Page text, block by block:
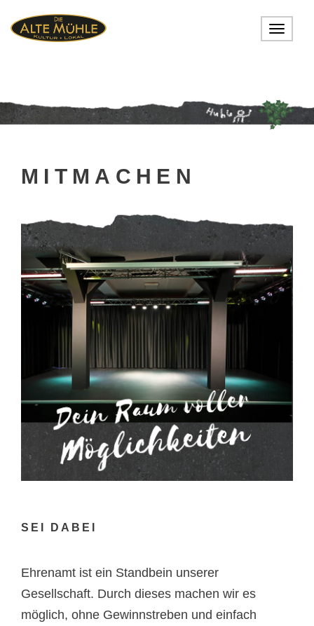
Toggle
MITMACHEN
SEI DABEI
Ehrenamt ist ein Standbein unserer
Gesellschaft. Durch dieses machen wir es
möglich, ohne Gewinnstreben und einfach